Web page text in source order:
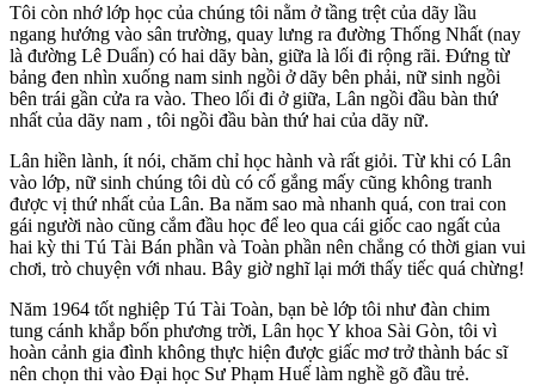
Tôi còn nhớ lớp học của chúng tôi nằm ở tầng trệt của dãy lầu
ngang hướng vào sân trường, quay lưng ra đường Thống Nhất (nay
là đường Lê Duẩn) có hai dãy bàn, giữa là lối đi rộng rãi. Đứng từ
bảng đen nhìn xuống nam sinh ngồi ở dãy bên phải, nữ sinh ngồi
bên trái gần cửa ra vào. Theo lối đi ở giữa, Lân ngồi đầu bàn thứ
nhất của dãy nam , tôi ngồi đầu bàn thứ hai của dãy nữ.
Lân hiền lành, ít nói, chăm chỉ học hành và rất giỏi. Từ khi có Lân
vào lớp, nữ sinh chúng tôi dù có cố gắng mấy cũng không tranh
được vị thứ nhất của Lân. Ba năm sao mà nhanh quá, con trai con
gái người nào cũng cắm đầu học để leo qua cái giốc cao ngất của
hai kỳ thi Tú Tài Bán phần và Toàn phần nên chẳng có thời gian vui
chơi, trò chuyện với nhau. Bây giờ nghĩ lại mới thấy tiếc quá chừng!
Năm 1964 tốt nghiệp Tú Tài Toàn, bạn bè lớp tôi như đàn chim
tung cánh khắp bốn phương trời, Lân học Y khoa Sài Gòn, tôi vì
hoàn cảnh gia đình không thực hiện được giấc mơ trở thành bác sĩ
nên chọn thi vào Đại học Sư Phạm Huế làm nghề gõ đầu trẻ.